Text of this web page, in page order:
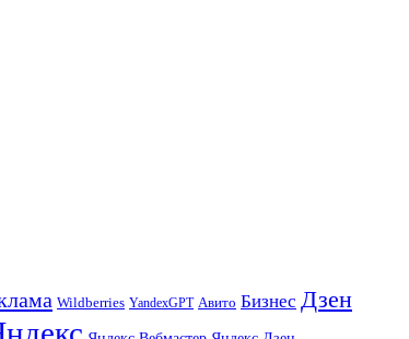
Wildberries YandexGPT Авито Бизнес Дзен